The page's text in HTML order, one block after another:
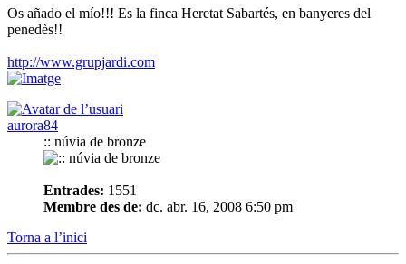
Os añado el mío!!! Es la finca Heretat Sabartés, en banyeres del
penedès!!
http://www.grupjardi.com
aurora84
:: núvia de bronze
Entrades: 1551
Membre des de: dc. abr. 16, 2008 6:50 pm
Torna a l’inici